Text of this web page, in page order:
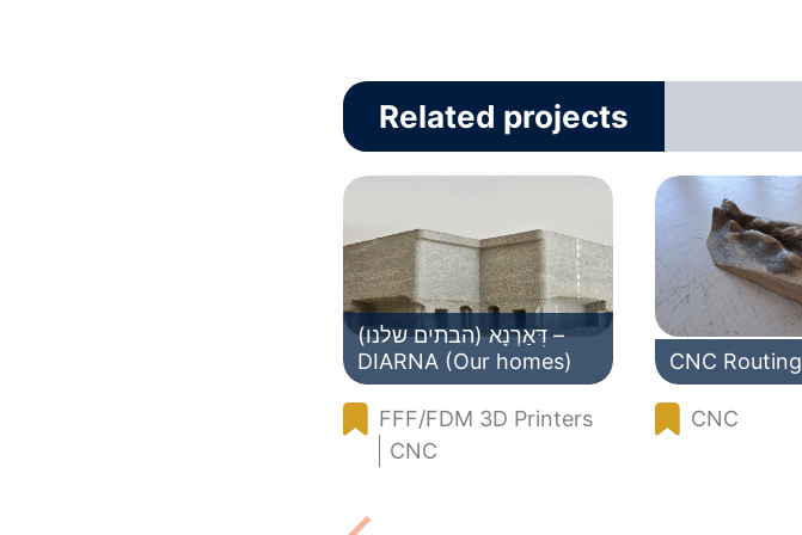
Related projects
(הבתים שלנו) דִּאַרְנָא –
DIARNA (Our homes)
FFF/FDM 3D Printers
CNC
CNC Routing
CNC